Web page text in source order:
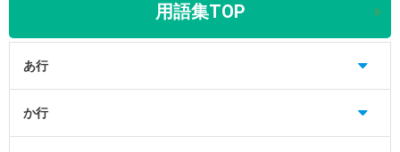
用語集TOP
あ行
か行